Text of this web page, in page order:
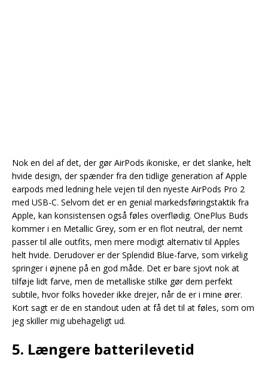
Nok en del af det, der gør AirPods ikoniske, er det slanke, helt
hvide design, der spænder fra den tidlige generation af Apple
earpods med ledning hele vejen til den nyeste AirPods Pro 2
med USB-C. Selvom det er en genial markedsføringstaktik fra
Apple, kan konsistensen også føles overflødig. OnePlus Buds
kommer i en Metallic Grey, som er en flot neutral, der nemt
passer til alle outfits, men mere modigt alternativ til Apples
helt hvide. Derudover er der Splendid Blue-farve, som virkelig
springer i øjnene på en god måde. Det er bare sjovt nok at
tilføje lidt farve, men de metalliske stilke gør dem perfekt
subtile, hvor folks hoveder ikke drejer, når de er i mine ører.
Kort sagt er de en standout uden at få det til at føles, som om
jeg skiller mig ubehageligt ud.
5. Længere batterilevetid